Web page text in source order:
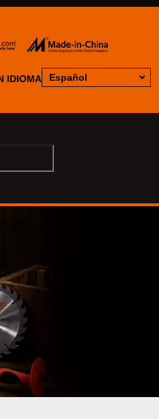
IDIOMA Español